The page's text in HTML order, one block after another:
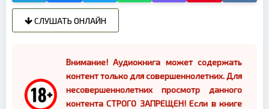
СЛУШАТЬ ОНЛАЙН
Внимание! Аудиокнига может содержать
контент только для совершеннолетних. Для
несовершеннолетних просмотр данного
контента СТРОГО ЗАПРЕЩЕН! Если в книге